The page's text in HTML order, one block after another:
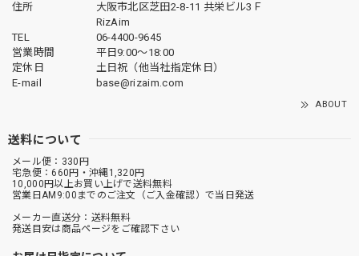
住所
大阪市北区芝田2-8-11 共栄ビル3Ｆ
RizAim
TEL
06-4400-9645
営業時間
平日9:00～18:00
定休日
土日祝（他当社指定休日）
E-mail
base@rizaim.com
ABOUT
送料について
メール便：330円
宅急便：660円・沖縄1,320円
10,000円以上お買い上げで送料無料
営業日AM9:00までのご注文（ご入金確認）で当日発送
メーカー直送分：送料無料
発送目安は商品ページをご確認下さい